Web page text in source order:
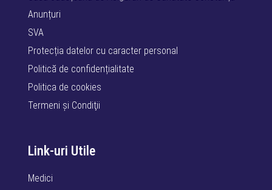
Anunțuri
SVA
Protecția datelor cu caracter personal
Politică de confidențialitate
Politica de cookies
Termeni şi Condiţii
Link-uri Utile
Medici